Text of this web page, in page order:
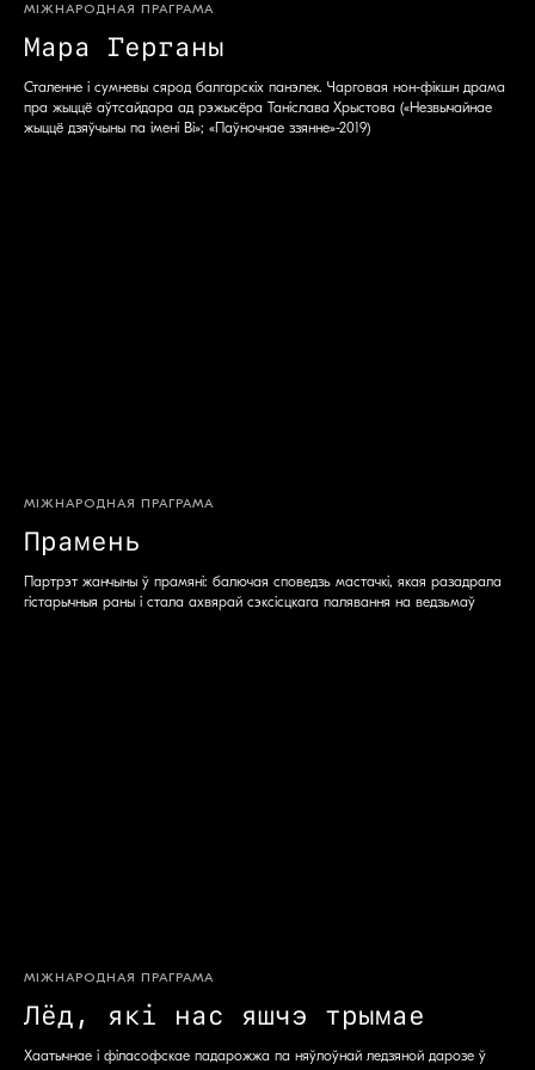
МІЖНАРОДНАЯ ПРАГРАМА
Мара Герганы
Сталенне і сумневы сярод балгарскіх панэлек. Чарговая нон-фікшн драма
пра жыццё аўтсайдара ад рэжысёра Таніслава Хрыстова («Незвычайнае
жыццё дзяўчыны па імені Ві»; «Паўночнае ззянне»-2019)
МІЖНАРОДНАЯ ПРАГРАМА
Прамень
Партрэт жанчыны ў прамяні: балючая споведзь мастачкі, якая разадрала
гістарычныя раны і стала ахвярай сэксісцкага палявання на ведзьмаў
МІЖНАРОДНАЯ ПРАГРАМА
Лёд, які нас яшчэ трымае
Хаатычнае і філасофскае падарожжа па няўлоўнай ледзяной дарозе ў